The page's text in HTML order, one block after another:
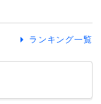
ランキング一覧